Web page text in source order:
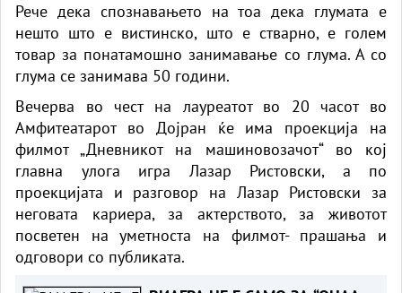
Рече дека спознавањето на тоа дека глумата е
нешто што е вистинско, што е стварно, е голем
товар за понатамошно занимавање со глума. А со
глума се занимава 50 години.
Вечерва во чест на лауреатот во 20 часот во
Амфитеатарот во Дојран ќе има проекција на
филмот „Дневникот на машиновозачот“ во кој
главна улога игра Лазар Ристовски, а по
проекцијата и разговор на Лазар Ристовски за
неговата кариера, за актерството, за животот
посветен на уметноста на филмот- прашања и
одговори со публиката.